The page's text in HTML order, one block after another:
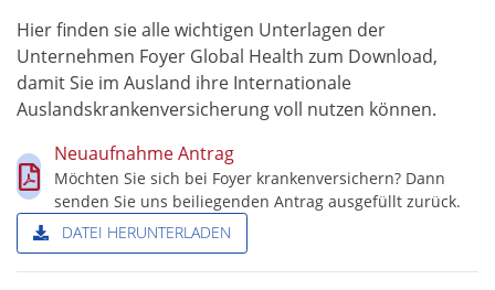
Hier finden sie alle wichtigen Unterlagen der
Unternehmen Foyer Global Health zum Download,
damit Sie im Ausland ihre Internationale
Auslandskrankenversicherungvoll nutzen können.
Neuaufnahme Antrag
Möchten Sie sich bei Foyer krankenversichern? Dann
senden Sie uns beiliegenden Antrag ausgefüllt zurück.
DATEI HERUNTERLADEN